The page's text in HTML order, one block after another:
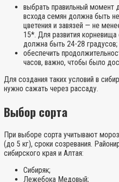
выбрать правильный момент
всхода семян должна быть
цветения и завязей — не
15*. Для развития
должна быть 24-28 градусов;
обеспечить
часов, важно, чтобы было
Для создания таких условий в
нужно сажать через рассаду.
Выбор сорта
При выборе сорта учитывают
(до 5 кг), сроки созревания.
сибирского края и Алтая:
Сибиряк;
Лежебока Медовый;